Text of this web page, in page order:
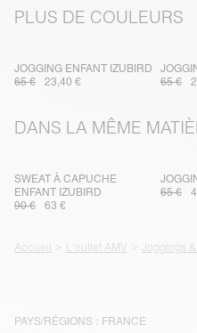
PLUS DE COULEURS
JOGGING ENFANT IZUBIRD
65 €
23,40 €
65 €
DANS LA MÊME
SWEAT À CAPUCHE
ENFANT IZUBIRD
90 €
63 €
65 €
Accueil L'outlet AMV Joggings
PAYS/RÉGIONS : FRANCE